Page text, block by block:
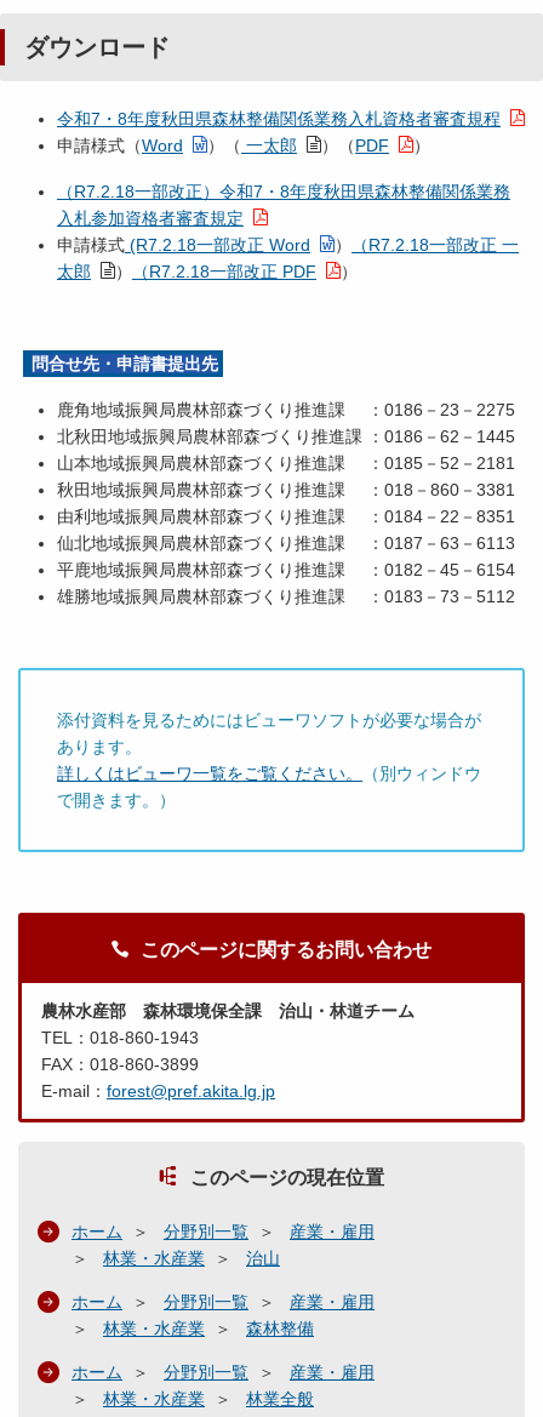
ダウンロード
令和7・8年度秋田県森林整備関係業務入札資格者審査規程
申請様式（Word ）（ 一太郎 ）（PDF ）
（R7.2.18一部改正）令和7・8年度秋田県森林整備関係業務
入札参加資格者審査規定
申請様式 (R7.2.18一部改正 Word ）
（R7.2.18一部改正 一
太郎
） （R7.2.18一部改正 PDF ）
問合せ先・申請書提出先
鹿角地域振興局農林部森づくり推進課 ：0186－23－2275
北秋田地域振興局農林部森づくり推進課 ：0186－62－1445
山本地域振興局農林部森づくり推進課 ：0185－52－2181
秋田地域振興局農林部森づくり推進課 ：018－860－3381
由利地域振興局農林部森づくり推進課 ：0184－22－8351
仙北地域振興局農林部森づくり推進課 ：0187－63－6113
平鹿地域振興局農林部森づくり推進課 ：0182－45－6154
雄勝地域振興局農林部森づくり推進課 ：0183－73－5112
添付資料を見るためにはビューワソフトが必要な場合が
あります。
詳しくはビューワ一覧をご覧ください。
（別ウィンドウ
で開きます。）
このページに関するお問い合わせ
農林水産部 森林環境保全課 治山・林道チーム
TEL：018-860-1943
FAX：018-860-3899
E-mail： forest@pref.akita.lg.jp
このページの現在位置
ホーム 分野別一覧
産業・雇用
林業・水産業
治山
ホーム 分野別一覧
産業・雇用
林業・水産業
森林整備
ホーム 分野別一覧
産業・雇用
林業・水産業
林業全般